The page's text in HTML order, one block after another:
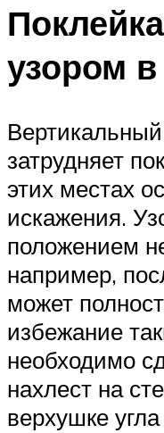
узором в
затрудняет
этих местах
искажения.
положением
например,
может
избежание
необходимо
нахлест на
верхушке